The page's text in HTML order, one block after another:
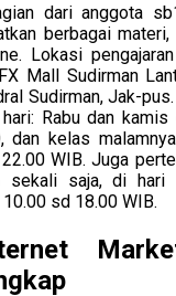
dari anggota
berbagai
Lokasi
Mall Sudirman
Sudirman, Jak-
Rabu dan
dan kelas
WIB. Juga
sekali saja, di hari
sd 18.00 WIB.